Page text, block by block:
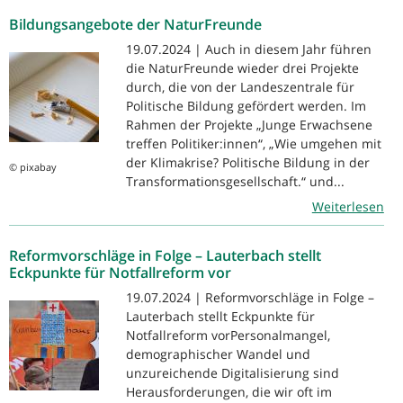
Bildungsangebote der NaturFreunde
© pixabay
19.07.2024 | Auch in diesem Jahr führen
die NaturFreunde wieder drei Projekte
durch, die von der Landeszentrale für
Politische Bildung gefördert werden. Im
Rahmen der Projekte „Junge Erwachsene
treffen Politiker:innen“, „Wie umgehen mit
der Klimakrise? Politische Bildung in der
Transformationsgesellschaft.“ und...
Weiterlesen
Reformvorschläge in Folge – Lauterbach stellt
Eckpunkte für Notfallreform vor
19.07.2024 | Reformvorschläge in Folge –
Lauterbach stellt Eckpunkte für
Notfallreform vorPersonalmangel,
demographischer Wandel und
unzureichende Digitalisierung sind
Herausforderungen, die wir oft im